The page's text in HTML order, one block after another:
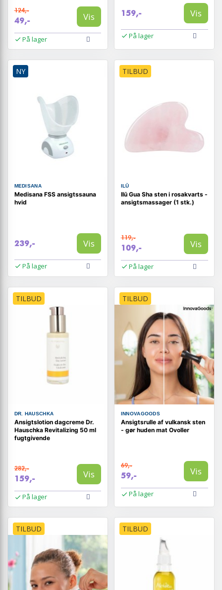
124,-
49,- Vis
På lager
159,- Vis
På lager
NY
MEDISANA
Medisana FSS ansigtssauna
hvid
239,- Vis
På lager
TILBUD
ILŪ
Ilū Gua Sha sten i rosakvarts -
ansigtsmassager (1 stk.)
119,-
109,- Vis
På lager
TILBUD
DR. HAUSCHKA
Ansigtslotion dagcreme Dr.
Hauschka Revitalizing 50 ml
fugtgivende
282,-
159,- Vis
På lager
TILBUD
INNOVAGOODS
Ansigtsrulle af vulkansk sten
- gør huden mat Ovoller
69,-
59,- Vis
På lager
TILBUD TILBUD